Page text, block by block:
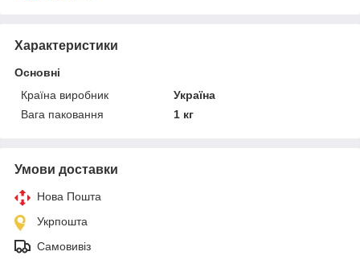
Характеристики
Основні
Країна виробник
Україна
Вага паковання
1 кг
Умови доставки
Нова Пошта
Укрпошта
Самовивіз